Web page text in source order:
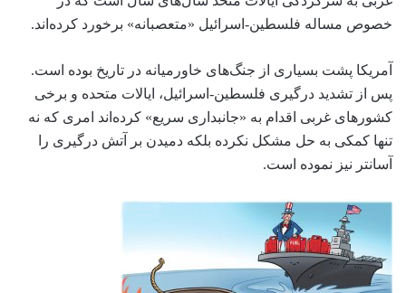
خصوص مساله فلسطین-اسرائیل «متعصبانه» برخورد کرده‌اند.
آمریکا پشت بسیاری از جنگ‌های خاورمیانه در تاریخ بوده است.
پس از تشدید درگیری فلسطین-اسرائیل، ایالات متحده و برخی
کشورهای غربی اقدام به «جانبداری سریع» کرده‌اند امری که نه
تنها کمکی به حل مشکل نکرده بلکه دمیدن بر آتش درگیری را
آسانتر نیز نموده است.